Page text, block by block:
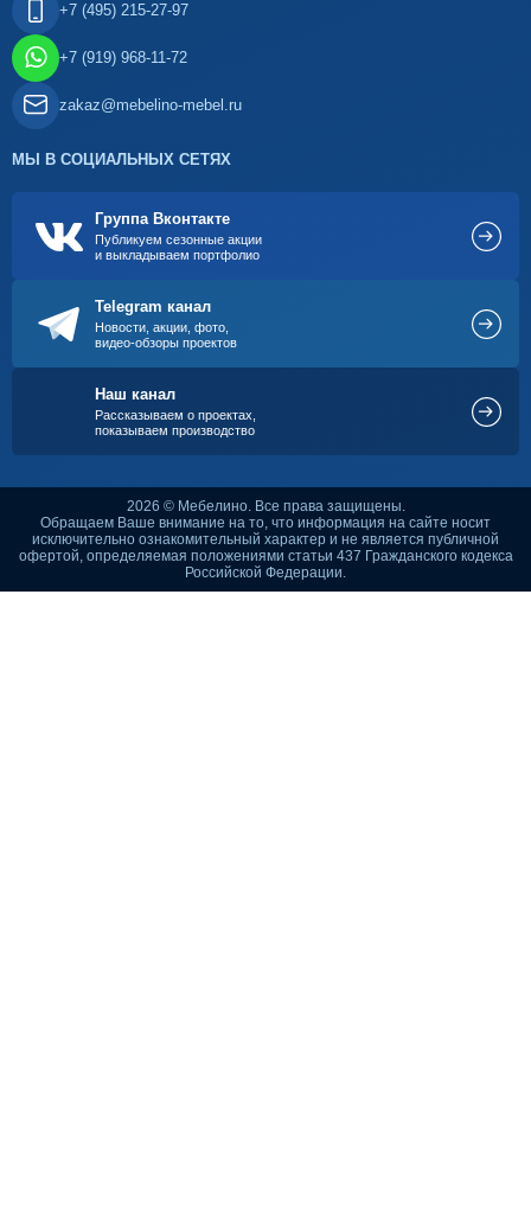
+7 (495) 215-27-97
+7 (919) 968-11-72
zakaz@mebelino-mebel.ru
МЫ В СОЦИАЛЬНЫХ СЕТЯХ
Группа Вконтакте
Публикуем сезонные акции
и выкладываем портфолио
Telegram канал
Новости, акции, фото,
видео-обзоры проектов
Наш канал
Рассказываем о проектах,
показываем производство
2026 © Мебелино. Все права защищены.
Обращаем Ваше внимание на то, что информация на сайте носит
исключительно ознакомительный характер и не является публичной
офертой, определяемая положениями статьи 437 Гражданского кодекса
Российской Федерации.